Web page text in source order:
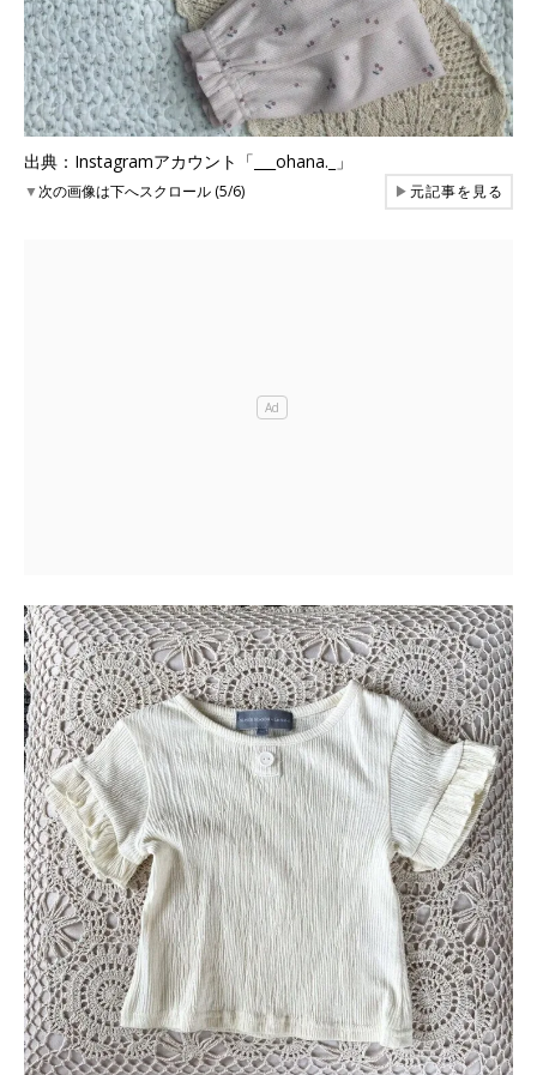
出典：Instagramアカウント「___ohana._」
▼次の画像は下へスクロール (5/6) ▶元記事を見る